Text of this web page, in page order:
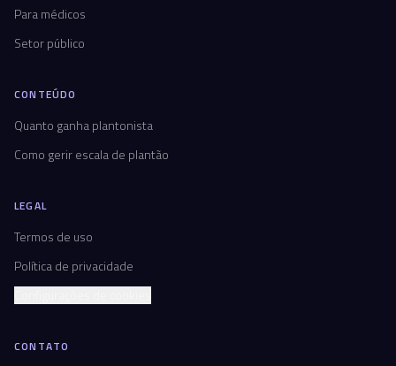
Para médicos
Setor público
CONTEÚDO
Quanto ganha plantonista
Como gerir escala de plantão
LEGAL
Termos de uso
Política de privacidade
CONTATO